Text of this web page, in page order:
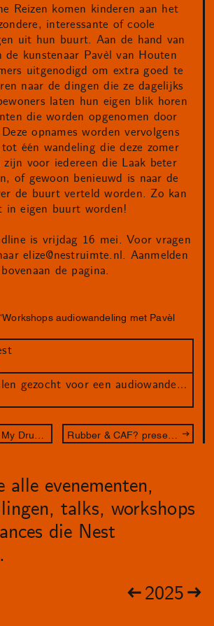
Reizen komen kinderen aan het
interessante of coole
uit hun buurt. Aan de hand van
de kunstenaar Pavèl van Houten
uitgenodigd om extra goed te
naar de dingen die ze dagelijks
laten hun eigen blik horen
die worden opgenomen door
opnames worden vervolgens
één wandeling die deze zomer
zijn voor iedereen die Laak beter
of gewoon benieuwd is naar de
de buurt verteld worden. Zo kan
in eigen buurt worden!
is vrijdag 16 mei. Voor vragen
elize@nestruimte.nl. Aanmelden
de pagina.
audiowandeling met Pavèl
Oproep: verhalen gezocht voor een audiowandeling in Laak!
evenementen,
talks, workshops
die Nest
2025